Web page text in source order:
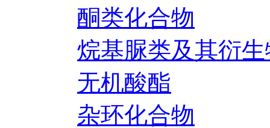
酮类化合物
烷基脲类及其衍
无机酸酯
杂环化合物